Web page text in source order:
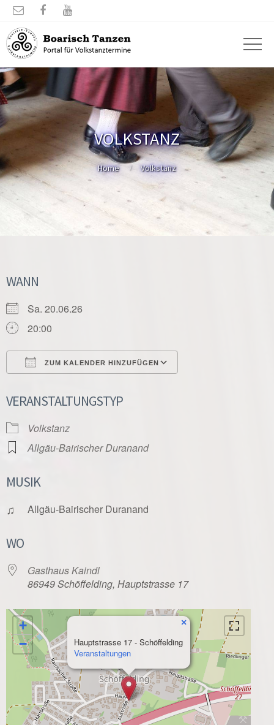
  
VOLKSTANZ
Home Volkstanz
WANN
Sa. 20.06.26
20:00
ZUM KALENDER HINZUFÜGEN
VERANSTALTUNGSTYP
Volkstanz
Allgäu-Bairischer Duranand
MUSIK
♫ Allgäu-Bairischer Duranand
WO
Gasthaus Kaindl
86949 Schöffelding, Hauptstrasse 17
Hauptstrasse 17 - Schöffelding
Veranstaltungen
×
+
−